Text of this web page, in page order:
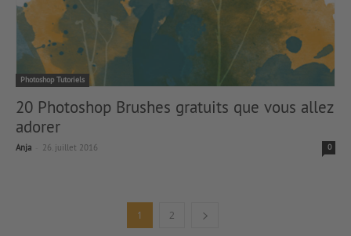
Photoshop Tutoriels
20 Photoshop Brushes gratuits que vous allez
adorer
Anja 26. juillet 2016 0
1 2